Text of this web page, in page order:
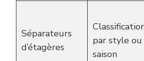
Séparateurs
d’étagères
par style ou
saison